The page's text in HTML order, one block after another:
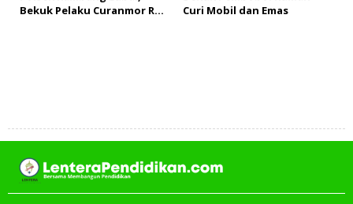
Bekuk Pelaku Curanmor RX
Curi Mobil dan Emas